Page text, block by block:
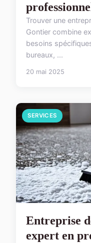
Trouver une
Gontier combine
besoins
bureaux, ...
20 mai 2025
SERVICES
Entreprise
expert en